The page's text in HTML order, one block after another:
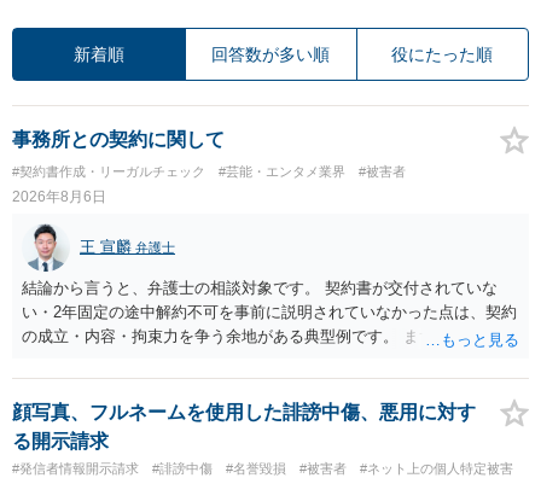
新着順 回答数が多い順 役にたった順
事務所との契約に関して
#契約書作成・リーガルチェック #芸能・エンタメ業界 #被害者
2026年8月6日
王 宣麟 弁護士
結論から言うと、弁護士の相談対象です。 契約書が交付されていな
い・2年固定の途中解約不可を事前に説明されていなかった点は、契約
の成立・内容・拘束力を争う余地がある典型例です。 まずは、運営と
みてはいかがでしょうか。 また同時並行で（もしまだされていないの
であれば）書面で退所意思の明確化はしておくべきだと考えます。
顔写真、フルネームを使用した誹謗中傷、悪用に対す
る開示請求
#発信者情報開示請求 #誹謗中傷 #名誉毀損 #被害者 #ネット上の個人特定被害